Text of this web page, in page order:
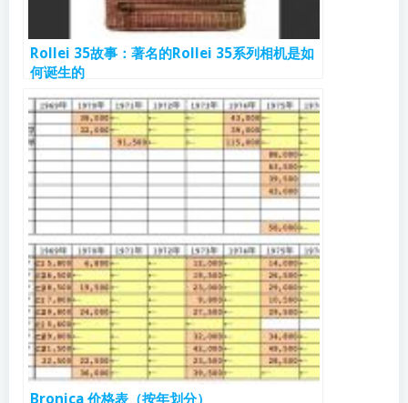
Rollei 35故事：著名的Rollei 35系列相机是如
何诞生的
Bronica 价格表（按年划分）